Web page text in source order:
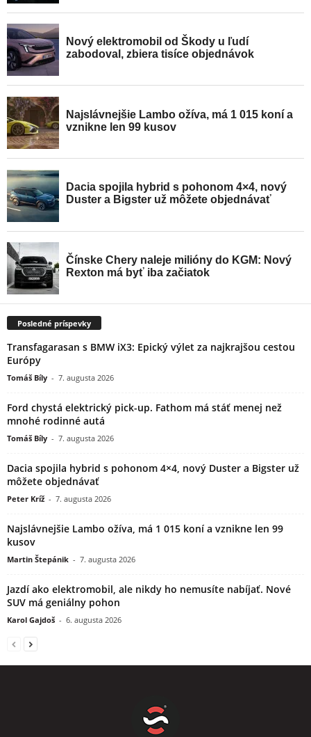
Posledné príspevky
Transfagarasan s BMW iX3: Epický výlet za najkrajšou cestou
Európy
Tomáš Bíly - 7. augusta 2026
Ford chystá elektrický pick-up. Fathom má stáť menej než
mnohé rodinné autá
Tomáš Bíly - 7. augusta 2026
Dacia spojila hybrid s pohonom 4×4, nový Duster a Bigster už
môžete objednávať
Peter Kríž - 7. augusta 2026
Najslávnejšie Lambo ožíva, má 1 015 koní a vznikne len 99
kusov
Martin Štepánik - 7. augusta 2026
Jazdí ako elektromobil, ale nikdy ho nemusíte nabíjať. Nové
SUV má geniálny pohon
Karol Gajdoš - 6. augusta 2026